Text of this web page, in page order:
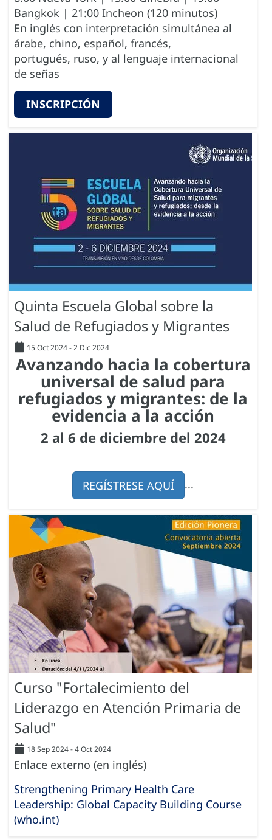
Bangkok | 21:00 Incheon (120 minutos)
En inglés con interpretación simultánea al
árabe, chino, español, francés,
portugués, ruso, y al lenguaje internacional
de señas
INSCRIPCIÓN
Quinta Escuela Global sobre la
Salud de Refugiados y Migrantes
15 Oct 2024-2 Dic 2024
Avanzando hacia la cobertura
universal de salud para
refugiados y migrantes: de la
evidencia a la acción
2 al 6 de diciembre del 2024
REGÍSTRESE AQUÍ ...
Curso "Fortalecimiento del
Liderazgo en Atención Primaria de
Salud"
18 Sep 2024-4 Oct 2024
Enlace externo (en inglés)
Strengthening Primary Health Care
Leadership: Global Capacity Building Course
(who.int)